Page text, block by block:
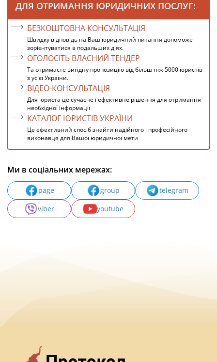
ДЛЯ ОТРИМАННЯ ЮРИДИЧНИХ ПОСЛУГ:
БЕЗКОШТОВНА КОНСУЛЬТАЦІЯ
Швидку відповідь на Ваш юридичний питання допоможе
зорієнтуватися в подальших діях.
ОГОЛОСІТЬ ВЛАСНИЙ ТЕНДЕР
Та отримаєте вигідну пропозицію від більш ніж 5000 юристів
з усієї України.
ВІДЕО-КОНСУЛЬТАЦІЯ
Для юриста це сучасне і ефективне рішення для отримання
необхідної інформації
КАТАЛОГ ЮРИСТІВ УКРАЇНИ
Це ефективний спосіб знайти надійного і професійного
виконавця для Вашої юридичної мети
Ми в соціальних мережах:
page group
telegram
viber
youtube